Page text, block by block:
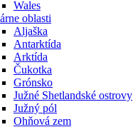
Wales
oblasti
Aljaška
Antarktída
Arktída
Čukotka
Grónsko
Južné Shetlandské ostrovy
Južný pól
Ohňová zem